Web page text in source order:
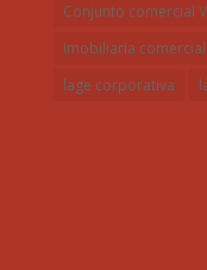
Conjunto comercial
Imobiliaria comercial
lage corporativa